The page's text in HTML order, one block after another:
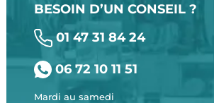
BESOIN D’UN CONSEIL ?
01 47 31 84 24
06 72 10 11 51
Mardi au samedi